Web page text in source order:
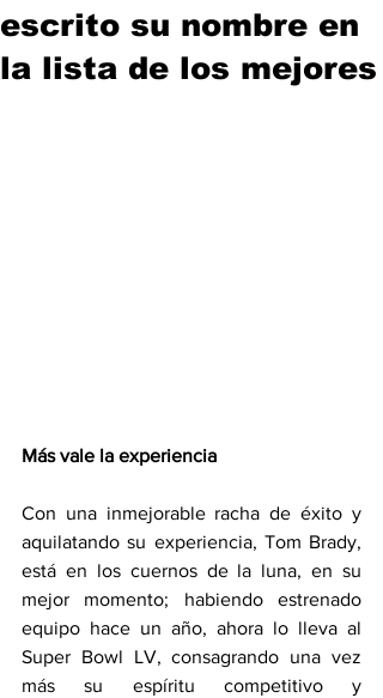
escrito su nombre en
la lista de los mejores
Más vale la experiencia
Con una inmejorable racha de éxito y
aquilatando su experiencia, Tom Brady,
está en los cuernos de la luna, en su
mejor momento; habiendo estrenado
equipo hace un año, ahora lo lleva al
Super Bowl LV, consagrando una vez
más su espíritu competitivo y